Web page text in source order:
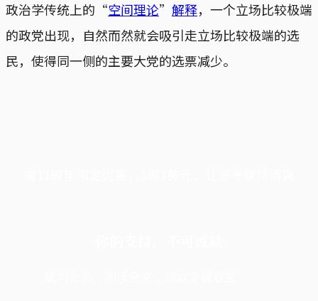
政治学传统上的“空间理论” 解释，一个立场比较极端
的政党出现，自然而然就会吸引走立场比较极端的选
民，使得同一侧的主要大党的选票减少。